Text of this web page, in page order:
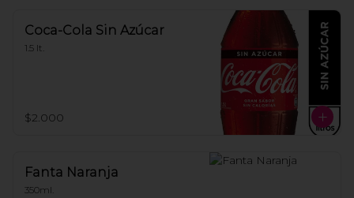
Coca-Cola Sin Azúcar
1.5 lt.
$2.000
Fanta Naranja
350ml.